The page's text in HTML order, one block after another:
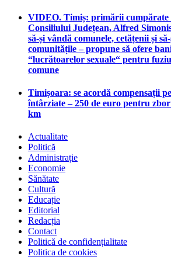
VIDEO. Timiș: primării cumpărate
Consiliului Județean, Alfred
să-și vândă comunele, cetățenii și
comunitățile – propune să ofere
“lucrătoarelor sexuale“ pentru
comune
Timișoara: se acordă compensații
întârziate – 250 de euro pentru
km
Actualitate
Politică
Administrație
Economie
Sănătate
Cultură
Educație
Editorial
Redacția
Contact
Politică de confidențialitate
Politica de cookies